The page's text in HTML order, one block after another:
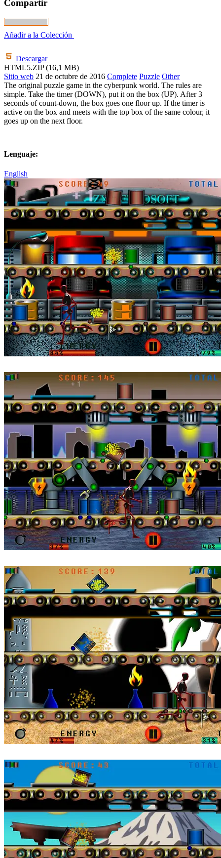
Compartir
Añadir a la Colección
Descargar
HTML5.ZIP (16,1 MB)
Sitio web 21 de octubre de 2016 Complete Puzzle Other
The original puzzle game in the cyberpunk world. The rules are
simple. Take the timer (DOWN), put it on the box (UP). After 3
seconds of count-down, the box goes one floor up. If the timer is
active on the box and meets with the top box of the same colour, it
goes up on the next floor.
Lenguaje:
English